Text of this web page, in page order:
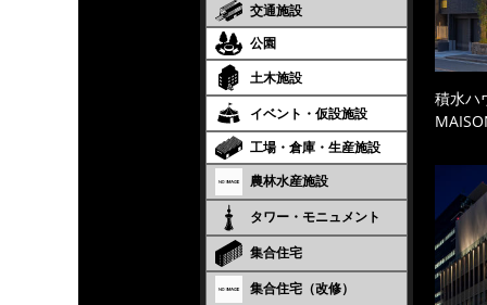
交通施設
公園
土木施設
イベント・仮設施設
工場・倉庫・生産施設
農林水産施設
タワー・モニュメント
集合住宅
集合住宅（改修）
積水